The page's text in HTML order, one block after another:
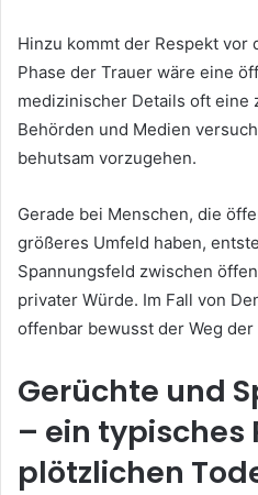
Hinzu kommt der Respekt
Phase der Trauer wäre eine
medizinischer Details oft eine
Behörden und Medien
behutsam vorzugehen.
Gerade bei Menschen, die
größeres Umfeld haben,
Spannungsfeld zwischen
privater Würde. Im Fall von
offenbar bewusst der Weg
Gerüchte und
– ein typisches
plötzlichen